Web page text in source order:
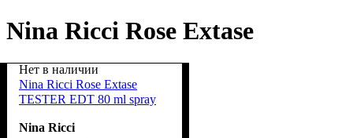
Nina Ricci Rose Extase
Нет в наличии
Nina Ricci Rose Extase
TESTER EDT 80 ml spray
Nina Ricci